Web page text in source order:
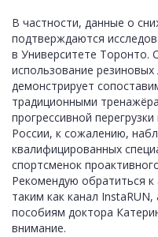
В частности, данные о
подтверждаются
в Университете Торонто.
использование
демонстрирует
традиционными
прогрессивной
России, к сожалению,
квалифицированных
спортсменок
Рекомендую обратиться
таким как канал
пособиям доктора
внимание.